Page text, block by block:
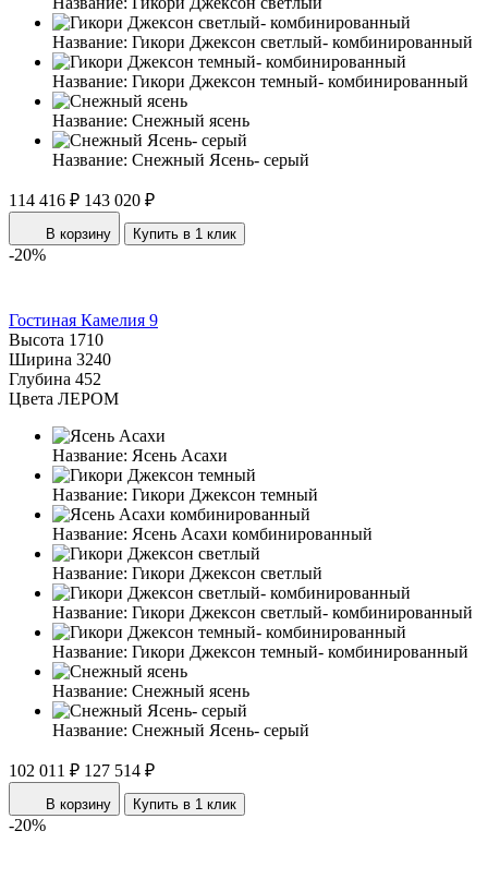
Название: Гикори Джексон светлый- комбинированный
Название: Гикори Джексон темный- комбинированный
Название: Снежный ясень
Название: Снежный Ясень- серый
114 416 ₽ 143 020 ₽
В корзину Купить в 1 клик
-20%
Гостиная Камелия 9
Высота 1710
Ширина 3240
Глубина 452
Цвета ЛЕРОМ
Название: Ясень Асахи
Название: Гикори Джексон темный
Название: Ясень Асахи комбинированный
Название: Гикори Джексон светлый
Название: Гикори Джексон светлый- комбинированный
Название: Гикори Джексон темный- комбинированный
Название: Снежный ясень
Название: Снежный Ясень- серый
102 011 ₽ 127 514 ₽
В корзину Купить в 1 клик
-20%